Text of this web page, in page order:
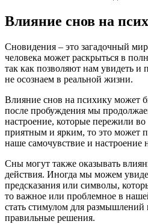
Влияние снов на
Сновидения – это загадочный
человека может раскрыться в
так как позволяют нам увидеть и
не осознаем в реальной жизни.
Влияние снов на психику может
после пробуждения мы
настроение, которые пережили
приятным и ярким, то это может
наше самочувствие и настроение
Сны могут также оказывать
действия. Иногда мы можем
предсказания или символы,
то важное или проблемное в
стать стимулом для
правильные решения.